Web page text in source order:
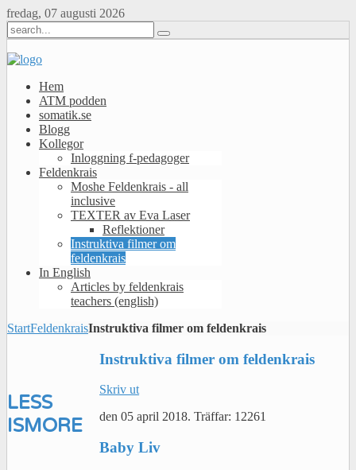
fredag, 07 augusti 2026
Hem
ATM podden
somatik.se
Blogg
Kollegor
Inloggning f-pedagoger
Feldenkrais
Moshe Feldenkrais - all
inclusive
TEXTER av Eva Laser
Reflektioner
Instruktiva filmer om
feldenkrais
In English
Articles by feldenkrais
teachers (english)
StartFeldenkraisInstruktiva filmer om feldenkrais
Instruktiva filmer om feldenkrais
Skriv ut
den05 april 2018.Träffar: 12261
Baby Liv
LESS
ISMORE